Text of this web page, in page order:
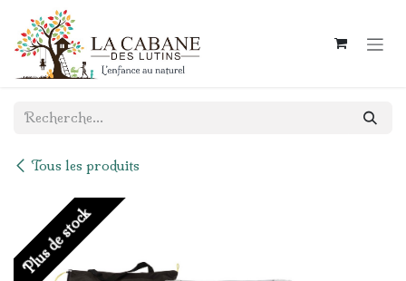
Se rendre au contenu
Tous les produits
Plus de stock